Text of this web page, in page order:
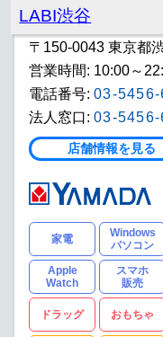
LABI渋谷
〒150-0043 東京都
営業時間: 10:00～
電話番号: 03-5456-
法人窓口: 03-5456-
店舗情報を見る
家電
Windows
パソコン
Apple
Watch
スマホ
販売
ドラッグ おもちゃ